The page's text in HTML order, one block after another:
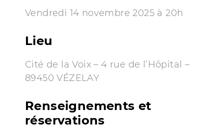
Vendredi 14 novembre 2025 à 20h
Lieu
Cité de la Voix – 4 rue de l’Hôpital –
89450 VÉZELAY
Renseignements et
réservations